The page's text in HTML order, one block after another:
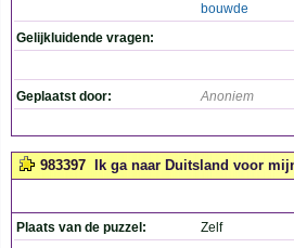
bouwde
Gelijkluidende vragen:
Geplaatst door: Anoniem
983397 Ik ga naar Duitsland voor
Plaats van de puzzel:
Zelf